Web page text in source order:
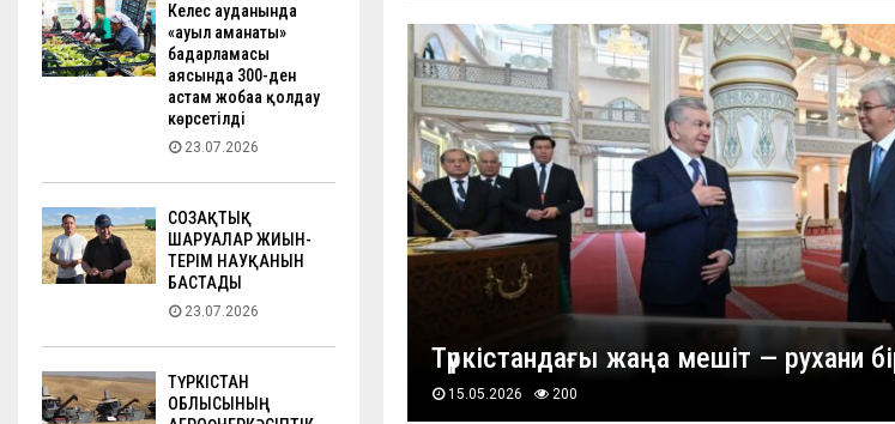
Түркістандағы жаңа мешіт — рухани
15.05.2026 200
Келес ауданында
«ауыл аманаты»
бағдарламасы
аясында 300-ден
астам жобаға қолдау
көрсетілді
23.07.2026
СОЗАҚТЫҚ
ШАРУАЛАР ЖИЫН-
ТЕРІМ НАУҚАНЫН
БАСТАДЫ
23.07.2026
ТҮРКІСТАН
ОБЛЫСЫНЫҢ